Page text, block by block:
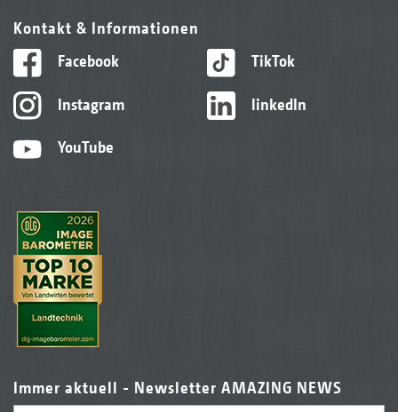
Kontakt & Informationen
Facebook
Instagram
YouTube
TikTok
linkedIn
Immer aktuell - Newsletter AMAZING NEWS